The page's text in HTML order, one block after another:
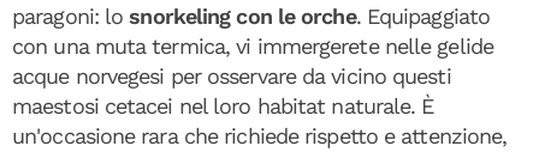
paragoni: losnorkeling con le orche. Equipaggiato
con una muta termica, vi immergerete nelle gelide
acque norvegesi per osservare da vicino questi
maestosi cetacei nel loro habitat naturale. È
un'occasione rara che richiede rispetto e attenzione,